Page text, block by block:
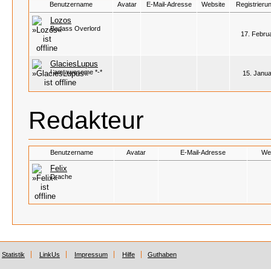
Benutzername Avatar E-Mail-Adresse Website
Lozos
Badass Overlord
17.
GlaciesLupus
I am awesome *-* 15.
Redakteur
Benutzername Avatar E-Mail-Adresse
Felix
Drache
Statistik LinkUs Impressum Hilfe Guthaben